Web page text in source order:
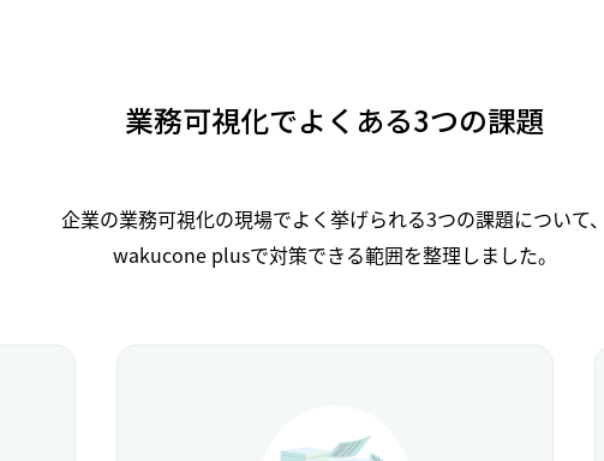
業務可視化でよくある3つの課題
企業の業務可視化の現場でよく挙げられる3つの課題について
wakucone plusで対策できる範囲を整理しました。